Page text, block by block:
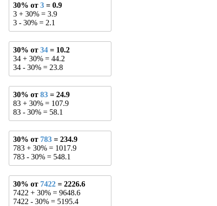
30% от 3 = 0.9
3 + 30% = 3.9
3 - 30% = 2.1
30% от 34 = 10.2
34 + 30% = 44.2
34 - 30% = 23.8
30% от 83 = 24.9
83 + 30% = 107.9
83 - 30% = 58.1
30% от 783 = 234.9
783 + 30% = 1017.9
783 - 30% = 548.1
30% от 7422 = 2226.6
7422 + 30% = 9648.6
7422 - 30% = 5195.4